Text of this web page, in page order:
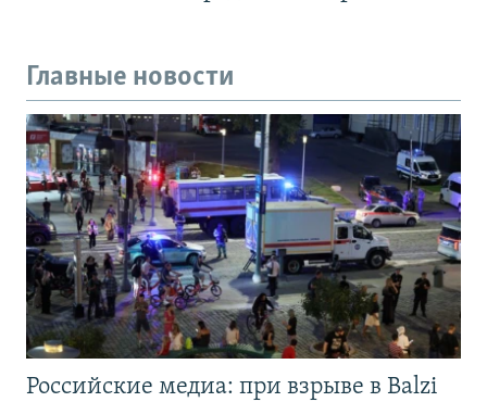
Главные новости
Российские медиа: при взрыве в Balzi